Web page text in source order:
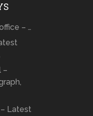
– …
–
Latest